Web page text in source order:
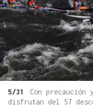
5/31
Con
disfrutan del 57